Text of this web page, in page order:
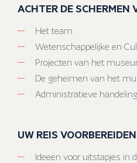
ACHTER DE SCHERMEN
Het team
Wetenschappelijke en
Projecten van het
De geheimen van het
Administratieve
UW REIS VOORBEREIDEN
Ideeën voor uitstapjes in